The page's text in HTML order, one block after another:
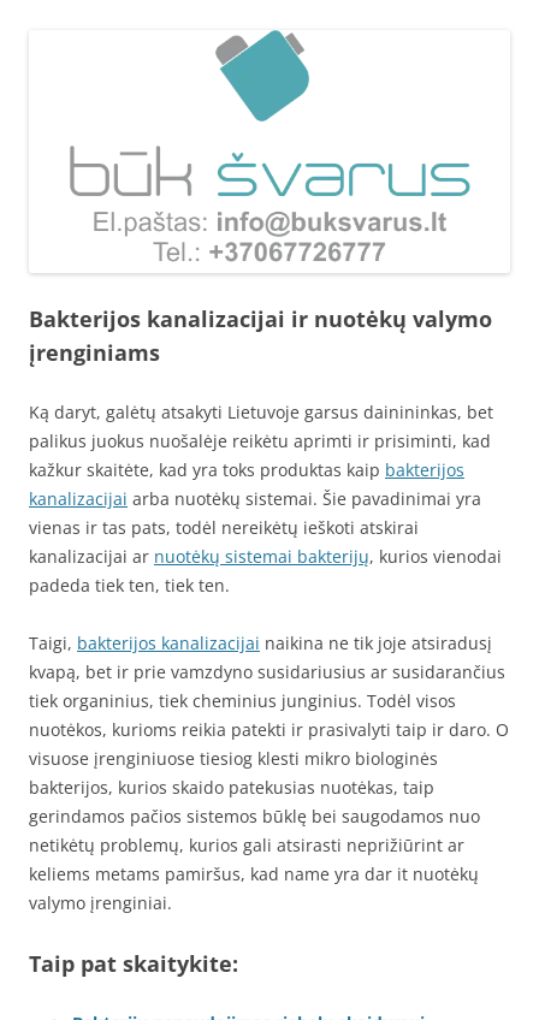
Bakterijos kanalizacijai ir nuotėkų valymo
įrenginiams
Ką daryt, galėtų atsakyti Lietuvoje garsus dainininkas, bet
palikus juokus nuošalėje reikėtu aprimti ir prisiminti, kad
kažkur skaitėte, kad yra toks produktas kaip bakterijos
kanalizacijai arba nuotėkų sistemai. Šie pavadinimai yra
vienas ir tas pats, todėl nereikėtų ieškoti atskirai
kanalizacijai ar nuotėkų sistemai bakterijų, kurios vienodai
padeda tiek ten, tiek ten.
Taigi, bakterijos kanalizacijai naikina ne tik joje atsiradusį
kvapą, bet ir prie vamzdyno susidariusius ar susidarančius
tiek organinius, tiek cheminius junginius. Todėl visos
nuotėkos, kurioms reikia patekti ir prasivalyti taip ir daro. O
visuose įrenginiuose tiesiog klesti mikro biologinės
bakterijos, kurios skaido patekusias nuotėkas, taip
gerindamos pačios sistemos būklę bei saugodamos nuo
netikėtų problemų, kurios gali atsirasti neprižiūrint ar
keliems metams pamiršus, kad name yra dar it nuotėkų
valymo įrenginiai.
Taip pat skaitykite: